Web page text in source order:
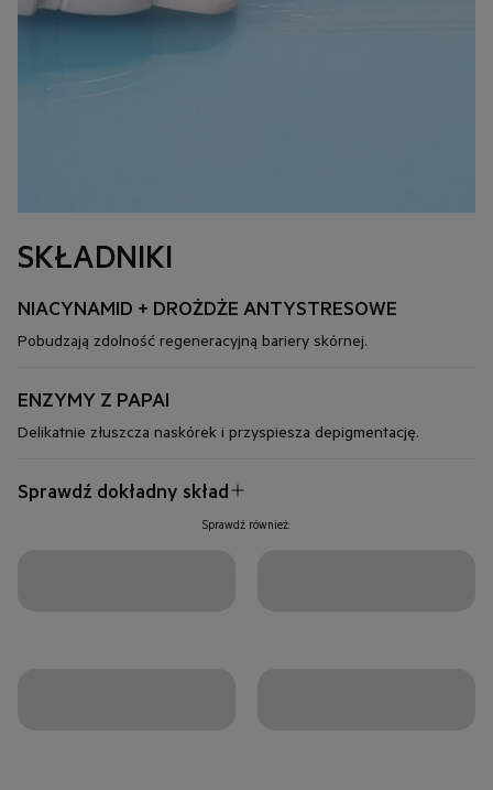
SKŁADNIKI
NIACYNAMID + DROŻDŻE ANTYSTRESOWE
Pobudzają zdolność regeneracyjną bariery skórnej.
ENZYMY Z PAPAI
Delikatnie złuszcza naskórek i przyspiesza depigmentację.
Sprawdź dokładny skład
Sprawdź również: